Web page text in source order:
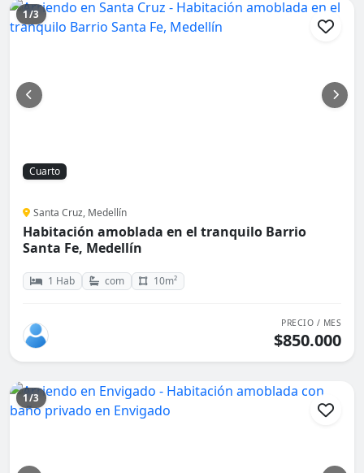
1/3
Cuarto
Santa Cruz, Medellín
Habitación amoblada en el tranquilo Barrio
Santa Fe, Medellín
1 Hab com 10m²
PRECIO / MES
$850.000
1/3